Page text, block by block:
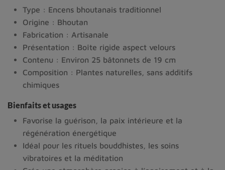
Type : Encens bhoutanais traditionnel
Origine : Bhoutan
Fabrication : Artisanale
Présentation : Boîte rigide aspect velours
Contenu : Environ 25 bâtonnets de 19 cm
Composition : Plantes naturelles, sans additifs
chimiques
Bienfaits et usages
Favorise la guérison, la paix intérieure et la
régénération énergétique
Idéal pour les rituels bouddhistes, les soins
vibratoires et la méditation